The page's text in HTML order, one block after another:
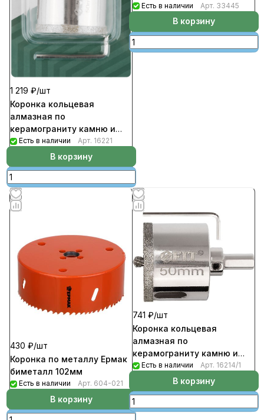
1 219 ₽/шт
Коронка кольцевая
алмазная по
керамограниту камню и
кафелю с центровочным
сверлом FIT диаметр 50мм
Есть в наличии Арт. 16221
В корзину
Есть в наличии Арт. 33445
В корзину
430 ₽/шт
Коронка по металлу Ермак
биметалл 102мм
Есть в наличии Арт. 604-021
В корзину
741 ₽/шт
Коронка кольцевая
алмазная по
керамограниту камню и
кафелю с центровочным
сверлом FIT диаметр 30мм
Есть в наличии Арт. 16214/1
В корзину